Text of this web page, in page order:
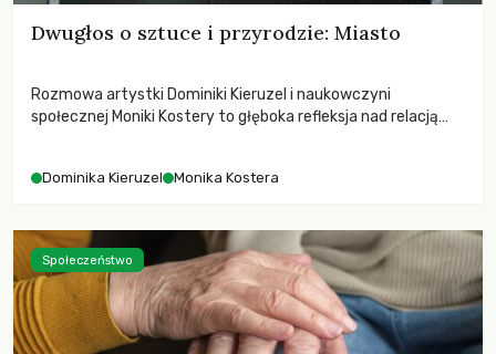
Dwugłos o sztuce i przyrodzie: Miasto
Rozmowa artystki Dominiki Kieruzel i naukowczyni
społecznej Moniki Kostery to głęboka refleksja nad relacją
Dominika Kieruzel Monika Kostera
Społeczeństwo